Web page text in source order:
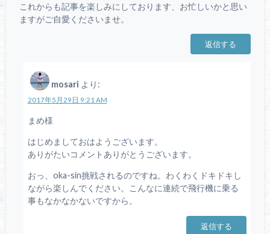
これからも記事を楽しみにしております、お忙しいかと思い
ますがご自愛くださいませ。
返信する
mosari より:
2017年5月29日 9:21 AM
まめ様
はじめましておはようございます。
ありがたいコメントありがとうございます。
おっ、oka-sin挑戦されるのですね。わくわくドキドキし
ながら楽しんでください。こんなに連続で飛行機に乗る
事もなかなかないですから。
返信する